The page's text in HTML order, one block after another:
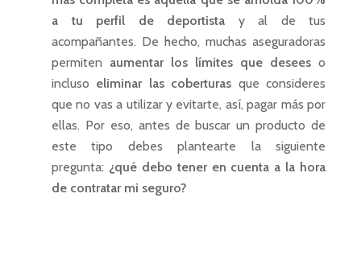
a tu perfil de deportista y al de tus
acompañantes. De hecho, muchas aseguradoras
permiten aumentar los límites que desees o
incluso eliminar las coberturas que consideres
que no vas a utilizar y evitarte, así, pagar más por
ellas. Por eso, antes de buscar un producto de
este tipo debes plantearte la siguiente
pregunta: ¿qué debo tener en cuenta a la hora
de contratar mi seguro?